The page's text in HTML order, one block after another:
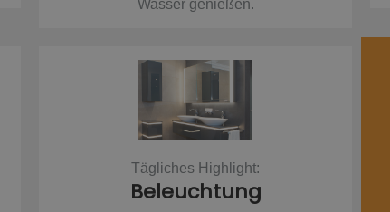
Wasser genießen.
Tägliches Highlight:
Beleuchtung